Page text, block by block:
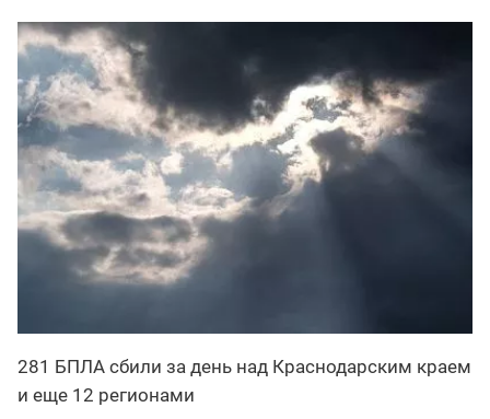
281 БПЛА сбили за день над Краснодарским краем
и еще 12 регионами